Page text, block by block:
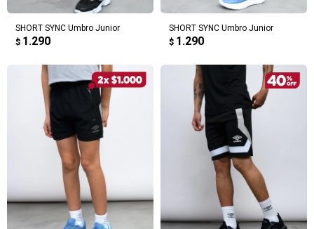
SHORT SYNC Umbro Junior
$ 1.290
SHORT SYNC Umbro Junior
$ 1.290